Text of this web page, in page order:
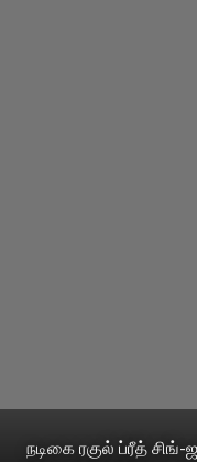
நடிகை ரகுல் ப்ரீத்